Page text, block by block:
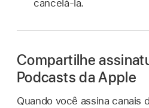
cancelá-la.
Compartilhe
Podcasts da Apple
Quando você assina canais